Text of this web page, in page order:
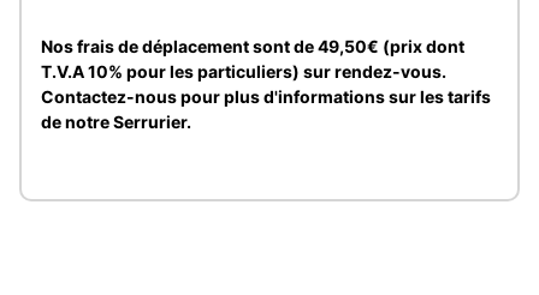
Nos frais de déplacement sont de 49,50€ (prix dont
T.V.A 10% pour les particuliers) sur rendez-vous.
Contactez-nous pour plus d'informations sur les tarifs
de notre Serrurier.